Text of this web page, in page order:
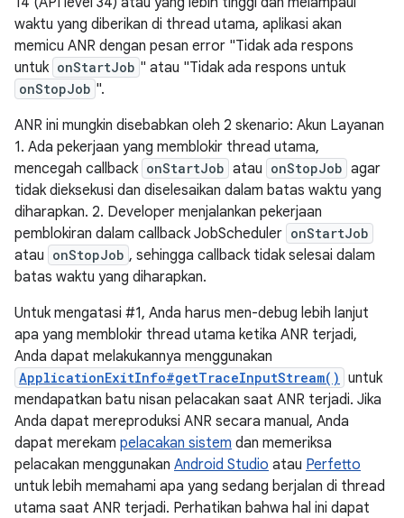
waktu yang diberikan di thread utama, aplikasi akan
memicu ANR dengan pesan error "Tidak ada respons
untuk onStartJob " atau "Tidak ada respons untuk
onStopJob ".
ANR ini mungkin disebabkan oleh 2 skenario: Akun Layanan
1. Ada pekerjaan yang memblokir thread utama,
mencegah callback onStartJob atau onStopJob agar
tidak dieksekusi dan diselesaikan dalam batas waktu yang
diharapkan. 2. Developer menjalankan pekerjaan
pemblokiran dalam callback JobScheduler onStartJob
atau onStopJob , sehingga callback tidak selesai dalam
batas waktu yang diharapkan.
Untuk mengatasi #1, Anda harus men-debug lebih lanjut
apa yang memblokir thread utama ketika ANR terjadi,
Anda dapat melakukannya menggunakan
ApplicationExitInfo#getTraceInputStream() untuk
mendapatkan batu nisan pelacakan saat ANR terjadi. Jika
Anda dapat mereproduksi ANR secara manual, Anda
dapat merekam pelacakan sistem dan memeriksa
pelacakan menggunakan Android Studio atau Perfetto
untuk lebih memahami apa yang sedang berjalan di thread
utama saat ANR terjadi. Perhatikan bahwa hal ini dapat